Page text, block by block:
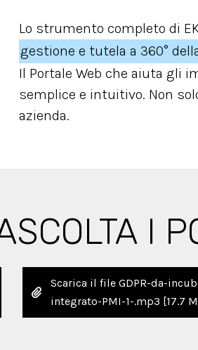
Lo strumento completo di
gestione e tutela a 360°
Il Portale Web che aiuta gli
semplice e intuitivo. Non
azienda.
I
Scarica il file GDPR-da-
integrato-PMI-1-.mp3 [17.7